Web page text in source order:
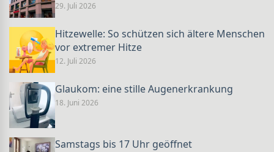
29. Juli 2026
Hitzewelle: So schützen sich ältere Menschen
vor extremer Hitze
12. Juli 2026
Glaukom: eine stille Augenerkrankung
18. Juni 2026
Samstags bis 17 Uhr geöffnet